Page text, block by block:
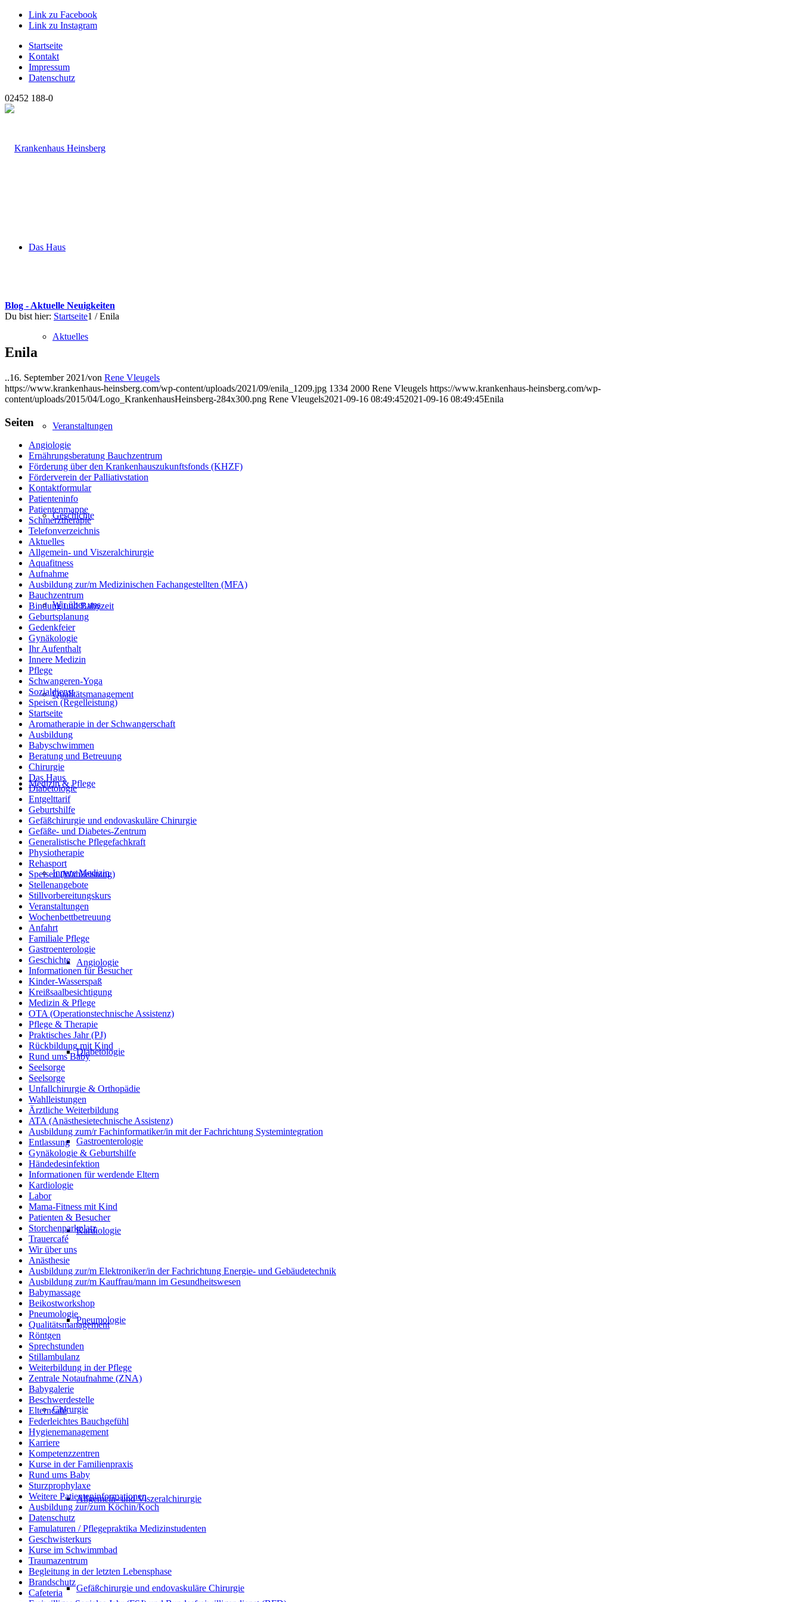
Link zu Facebook
Link zu Instagram
Startseite
Kontakt
Impressum
Datenschutz
02452 188-0
Das Haus
Aktuelles
Veranstaltungen
Geschichte
Wir über uns
Qualitätsmanagement
Medizin & Pflege
Innere Medizin
Angiologie
Diabetologie
Gastroenterologie
Kardiologie
Pneumologie
Chirurgie
Allgemein- und Viszeralchirurgie
Gefäßchirurgie und endovaskuläre Chirurgie
Blog - Aktuelle Neuigkeiten
Du bist hier: Startseite1 / Enila
Enila
..16. September 2021/von Rene Vleugels
https://www.krankenhaus-heinsberg.com/wp-content/uploads/2021/09/enila_1209.jpg 1334 2000 Rene Vleugels https://www.krankenhaus-heinsberg.com/wp-
content/uploads/2015/04/Logo_KrankenhausHeinsberg-284x300.png Rene Vleugels2021-09-16 08:49:452021-09-16 08:49:45Enila
Seiten
Angiologie
Ernährungsberatung Bauchzentrum
Förderung über den Krankenhauszukunftsfonds (KHZF)
Förderverein der Palliativstation
Kontaktformular
Patienteninfo
Patientenmappe
Schmerztherapie
Telefonverzeichnis
Aktuelles
Allgemein- und Viszeralchirurgie
Aquafitness
Aufnahme
Ausbildung zur/m Medizinischen Fachangestellten (MFA)
Bauchzentrum
Bindung und Babyzeit
Geburtsplanung
Gedenkfeier
Gynäkologie
Ihr Aufenthalt
Innere Medizin
Pflege
Schwangeren-Yoga
Sozialdienst
Speisen (Regelleistung)
Startseite
Aromatherapie in der Schwangerschaft
Ausbildung
Babyschwimmen
Beratung und Betreuung
Chirurgie
Das Haus
Diabetologie
Entgelttarif
Geburtshilfe
Gefäßchirurgie und endovaskuläre Chirurgie
Gefäße- und Diabetes-Zentrum
Generalistische Pflegefachkraft
Physiotherapie
Rehasport
Speisen (Wahlleistung)
Stellenangebote
Stillvorbereitungskurs
Veranstaltungen
Wochenbettbetreuung
Anfahrt
Familiale Pflege
Gastroenterologie
Geschichte
Informationen für Besucher
Kinder-Wasserspaß
Kreißsaalbesichtigung
Medizin & Pflege
OTA (Operationstechnische Assistenz)
Pflege & Therapie
Praktisches Jahr (PJ)
Rückbildung mit Kind
Rund ums Baby
Seelsorge
Seelsorge
Unfallchirurgie & Orthopädie
Wahlleistungen
Ärztliche Weiterbildung
ATA (Anästhesietechnische Assistenz)
Ausbildung zum/r Fachinformatiker/in mit der Fachrichtung Systemintegration
Entlassung
Gynäkologie & Geburtshilfe
Händedesinfektion
Informationen für werdende Eltern
Kardiologie
Labor
Mama-Fitness mit Kind
Patienten & Besucher
Storchenparkplatz
Trauercafé
Wir über uns
Anästhesie
Ausbildung zur/m Elektroniker/in der Fachrichtung Energie- und Gebäudetechnik
Ausbildung zur/m Kauffrau/mann im Gesundheitswesen
Babymassage
Beikostworkshop
Pneumologie
Qualitätsmanagement
Röntgen
Sprechstunden
Stillambulanz
Weiterbildung in der Pflege
Zentrale Notaufnahme (ZNA)
Babygalerie
Beschwerdestelle
Elterncafé
Federleichtes Bauchgefühl
Hygienemanagement
Karriere
Kompetenzzentren
Kurse in der Familienpraxis
Rund ums Baby
Sturzprophylaxe
Weitere Patienteninformationen
Ausbildung zur/zum Köchin/Koch
Datenschutz
Famulaturen / Pflegepraktika Medizinstudenten
Geschwisterkurs
Kurse im Schwimmbad
Traumazentrum
Begleitung in der letzten Lebensphase
Brandschutz
Cafeteria